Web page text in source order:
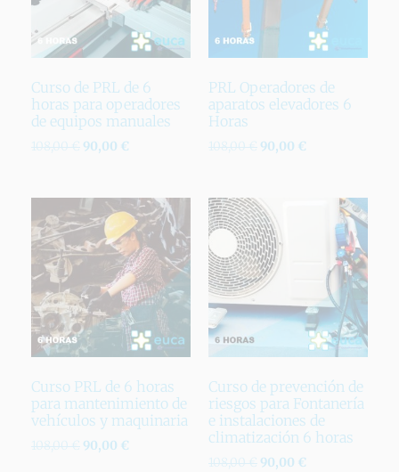
Curso de PRL de 6
horas para operadores
de equipos manuales
108,00€ 90,00 €
PRL Operadores de
aparatos elevadores 6
Horas
108,00€ 90,00 €
Curso PRL de 6 horas
para mantenimiento de
vehículos y maquinaria
108,00€ 90,00 €
Curso de prevención de
riesgos para Fontanería
e instalaciones de
climatización 6 horas
108,00€ 90,00 €